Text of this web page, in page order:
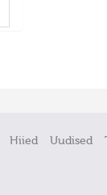
Hiied Uudised